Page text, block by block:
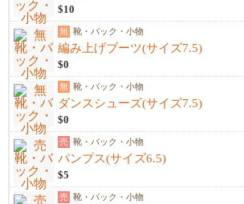
$10
無 靴・バック・小物
編み上げブーツ(サイズ7.5)
$0
無 靴・バック・小物
ダンスシューズ(サイズ7.5)
$0
売 靴・バック・小物
パンプス(サイズ6.5)
$5
売 靴・バック・小物